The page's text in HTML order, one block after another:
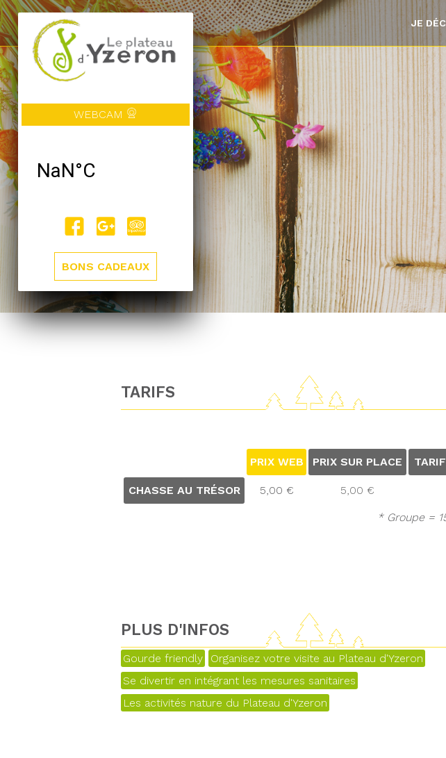
WEBCAM
BONS CADEAUX
JE
TARIFS
PRIX WEB PRIX SUR PLACE
CHASSE AU TRÉSOR 5,00 € 5,00 €
* Groupe =
PLUS D'INFOS
Gourde friendly
Organisez votre visite au Plateau d'Yzeron
Se divertir en intégrant les mesures sanitaires
Les activités nature du Plateau d'Yzeron